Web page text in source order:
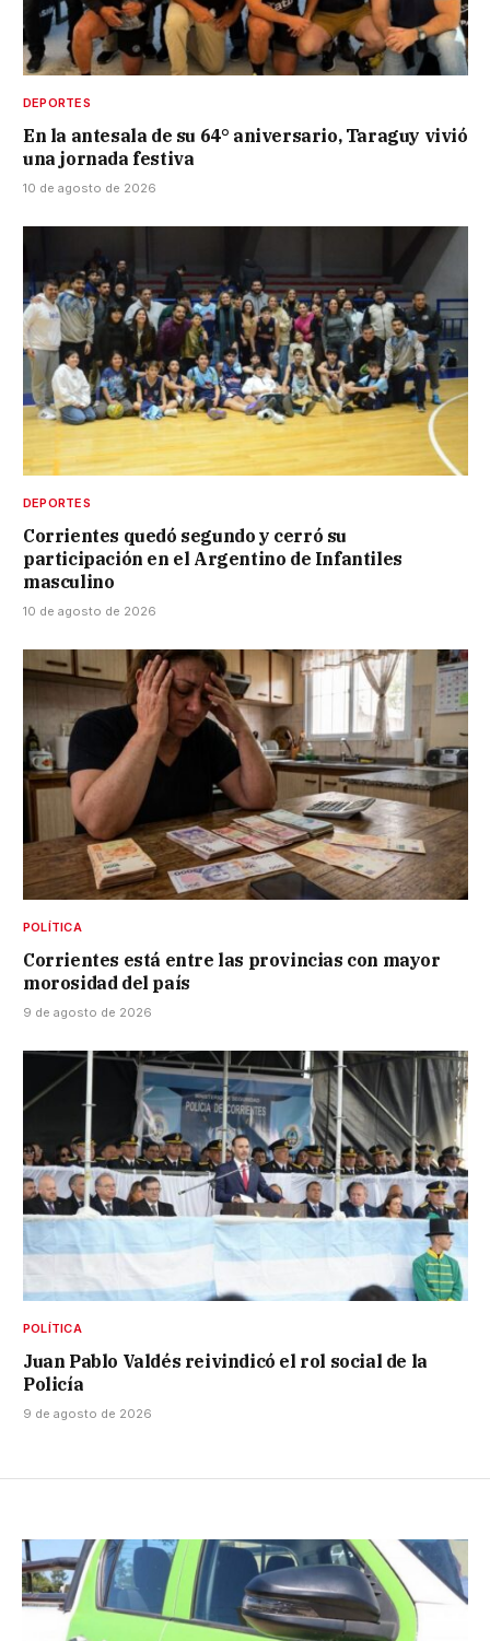
DEPORTES
En la antesala de su 64° aniversario, Taraguy vivió
una jornada festiva
10 de agosto de 2026
DEPORTES
Corrientes quedó segundo y cerró su
participación en el Argentino de Infantiles
masculino
10 de agosto de 2026
POLÍTICA
Corrientes está entre las provincias con mayor
morosidad del país
9 de agosto de 2026
POLÍTICA
Juan Pablo Valdés reivindicó el rol social de la
Policía
9 de agosto de 2026